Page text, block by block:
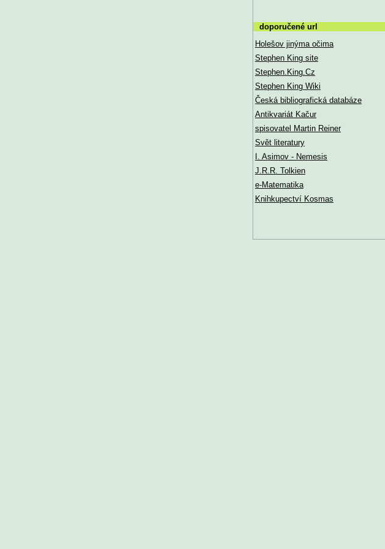
doporučené url
Holešov jinýma očima
Stephen King site
Stephen.King.Cz
Stephen King Wiki
Česká bibliografická databáze
Antikvariát Kačur
spisovatel Martin Reiner
Svět literatury
I. Asimov - Nemesis
J.R.R. Tolkien
e-Matematika
Knihkupectví Kosmas